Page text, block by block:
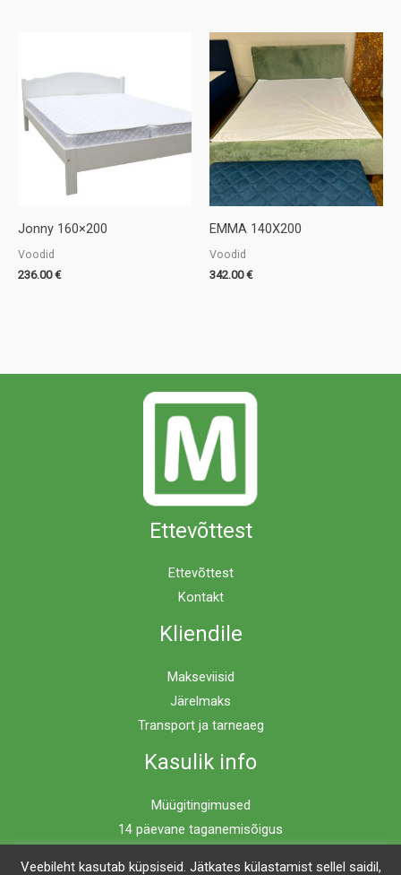
Jonny 160×200
Voodid
236.00€
EMMA 140X200
Voodid
342.00€
Ettevõttest
Ettevõttest
Kontakt
Kliendile
Makseviisid
Järelmaks
Transport ja tarneaeg
Kasulik info
Müügitingimused
14 päevane taganemisõigus
Veebileht kasutab küpsiseid. Jätkates külastamist sellel saidil,